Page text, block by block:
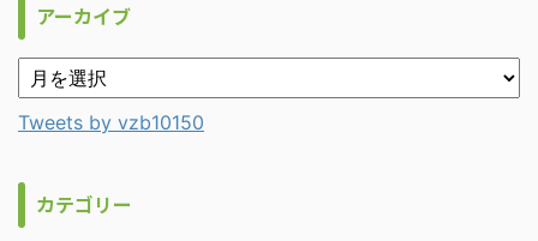
アーカイブ
Tweets by vzb10150
カテゴリー